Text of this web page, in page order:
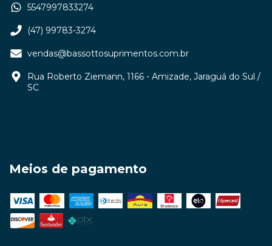
5547997833274
(47) 99783-3274
vendas@bassottosuprimentos.com.br
Rua Roberto Ziemann, 1166 - Amizade, Jaraguá do Sul /
SC
Meios de pagamento